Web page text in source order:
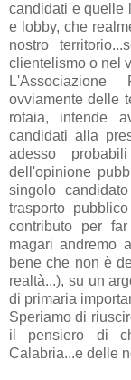
candidati e quelle
e lobby, che
nostro
clientelismo o nel
ovviamente delle
rotaia, intende
candidati alla
adesso
dell'opinione
singolo
trasporto
contributo per
magari andremo
bene che non è
realtà...), su un
di primaria
Speriamo di
il pensiero di
Calabria...e delle